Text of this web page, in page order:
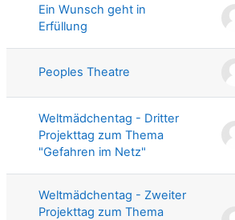
Ein Wunsch geht in
Erfüllung
Peoples Theatre
Weltmädchentag - Dritter
Projekttag zum Thema
"Gefahren im Netz"
Weltmädchentag - Zweiter
Projekttag zum Thema